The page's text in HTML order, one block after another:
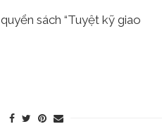
sách “Tuyệt kỹ giao